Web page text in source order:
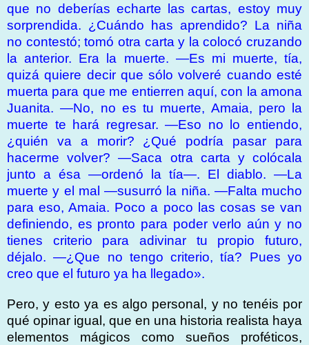
que no deberías echarte las cartas, estoy muy
sorprendida. ¿Cuándo has aprendido? La niña
no contestó; tomó otra carta y la colocó cruzando
la anterior. Era la muerte. —Es mi muerte, tía,
quizá quiere decir que sólo volveré cuando esté
muerta para que me entierren aquí, con la amona
Juanita. —No, no es tu muerte, Amaia, pero la
muerte te hará regresar. —Eso no lo entiendo,
¿quién va a morir? ¿Qué podría pasar para
hacerme volver? —Saca otra carta y colócala
junto a ésa —ordenó la tía—. El diablo. —La
muerte y el mal —susurró la niña. —Falta mucho
para eso, Amaia. Poco a poco las cosas se van
definiendo, es pronto para poder verlo aún y no
tienes criterio para adivinar tu propio futuro,
déjalo. —¿Que no tengo criterio, tía? Pues yo
creo que el futuro ya ha llegado».
Pero, y esto ya es algo personal, y no tenéis por
qué opinar igual, que en una historia realista haya
elementos mágicos como sueños proféticos,